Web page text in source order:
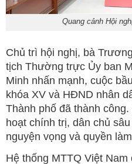
Quang cảnh Hội
Chủ trì hội nghị, bà
tịch Thường trực Ủy ban
Minh nhấn mạnh, cuộc
khóa XV và HĐND nhân
Thành phố đã thành
hoạt chính trị, dân chủ
nguyện vọng và quyền
Hệ thống MTTQ Việt